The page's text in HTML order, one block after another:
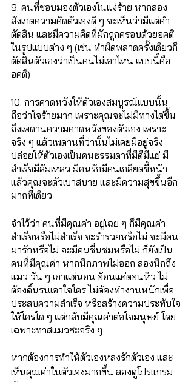
9. คนที่ชอบมองตัวเองในแง่ร้าย หากลอง
สังเกตความคิดตัวเองดี ๆ จะเห็นว่ามีแต่คำ
ตัดสิน และมีความคิดที่มักถูกครอบด้วยอคติ
ในรูปแบบต่าง ๆ (เช่น ทำผิดพลาดครั้งเดียวก็
ตัดสินตัวเองว่าเป็นคนไม่เอาไหน แบบนี้คือ
อคติ)
10. การคาดหวังให้ตัวเองสมบูรณ์แบบนั้น
ถือว่าใจร้ายมาก เพราะคุณจะไม่มีทางไต่ขึ้น
ถึงเพดานความคาดหวังของตัวเอง เพราะ
จริง ๆ แล้วเพดานที่ว่านั้นไม่เคยมีอยู่จริง
ปล่อยให้ตัวเองเป็นคนธรรมดาที่มีดีมีแย่ มี
สำเร็จมีล้มเหลว มีคนรักมีคนเกลียดขี้หน้า
แล้วคุณจะตัวเบาสบาย และมีความสุขขึ้นอีก
มากทีเดียว
จำไว้ว่า คนที่มีคุณค่า อยู่เฉย ๆ ก็มีคุณค่า
สำเร็จหรือไม่สำเร็จ จะร่ำรวยหรือไม่ จะมีคน
มารักหรือไม่ จะมีคนชื่นชมหรือไม่ ก็ยังเป็น
คนที่มีคุณค่า หากนึกภาพไม่ออก ลองนึกถึง
แมว วัน ๆ เอาแต่นอน อ้อนแค่ตอนหิว ไม่
ต้องดิ้นรนเอาใจใคร ไม่ต้องทำงานหนักเพื่อ
ประสบความสำเร็จ หรือสร้างความประทับใจ
ให้ใครใด ๆ แต่กลับมีคุณค่าต่อใจมนุษย์ โดย
เฉพาะทาสแมวซะจริง ๆ
หากต้องการทำให้ตัวเองหลงรักตัวเอง และ
เห็นคุณค่าในตัวเองมากขึ้น ลองดูโปรแกรม